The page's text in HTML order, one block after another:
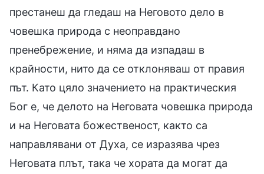
престанеш да гледаш на Неговото дело в
човешка природа с неоправдано
пренебрежение, и няма да изпадаш в
крайности, нито да се отклоняваш от правия
път. Като цяло значението на практическия
Бог е, че делото на Неговата човешка природа
и на Неговата божественост, както са
направлявани от Духа, се изразява чрез
Неговата плът, така че хората да могат да